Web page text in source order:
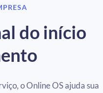
do início
o Online OS ajuda sua